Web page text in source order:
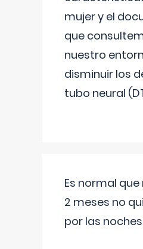
mujer y el
que
nuestro
disminuir los
tubo neural
Es normal
2 meses no
por las